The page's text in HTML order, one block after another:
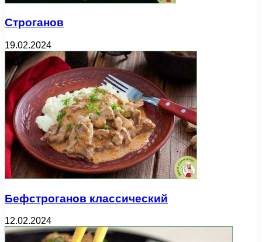
Строганов
19.02.2024
Бефстроганов классический
12.02.2024